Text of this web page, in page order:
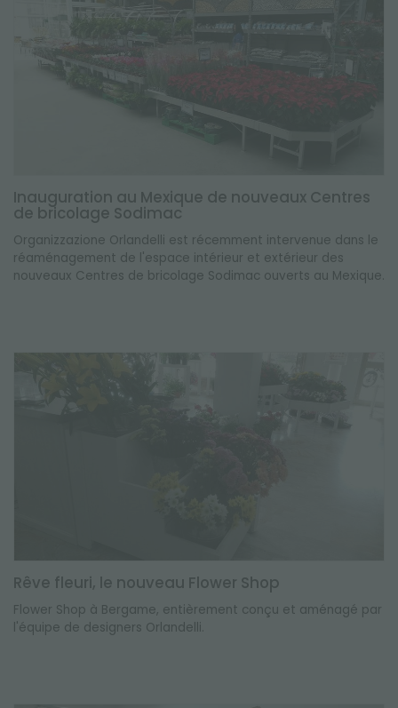
Inauguration au Mexique de nouveaux Centres
de bricolage Sodimac
Organizzazione Orlandelli est récemment intervenue dans le
réaménagement de l'espace intérieur et extérieur des
nouveaux Centres de bricolage Sodimac ouverts au Mexique.
Rêve fleuri, le nouveau Flower Shop
Flower Shop à Bergame, entièrement conçu et aménagé par
l'équipe de designers Orlandelli.